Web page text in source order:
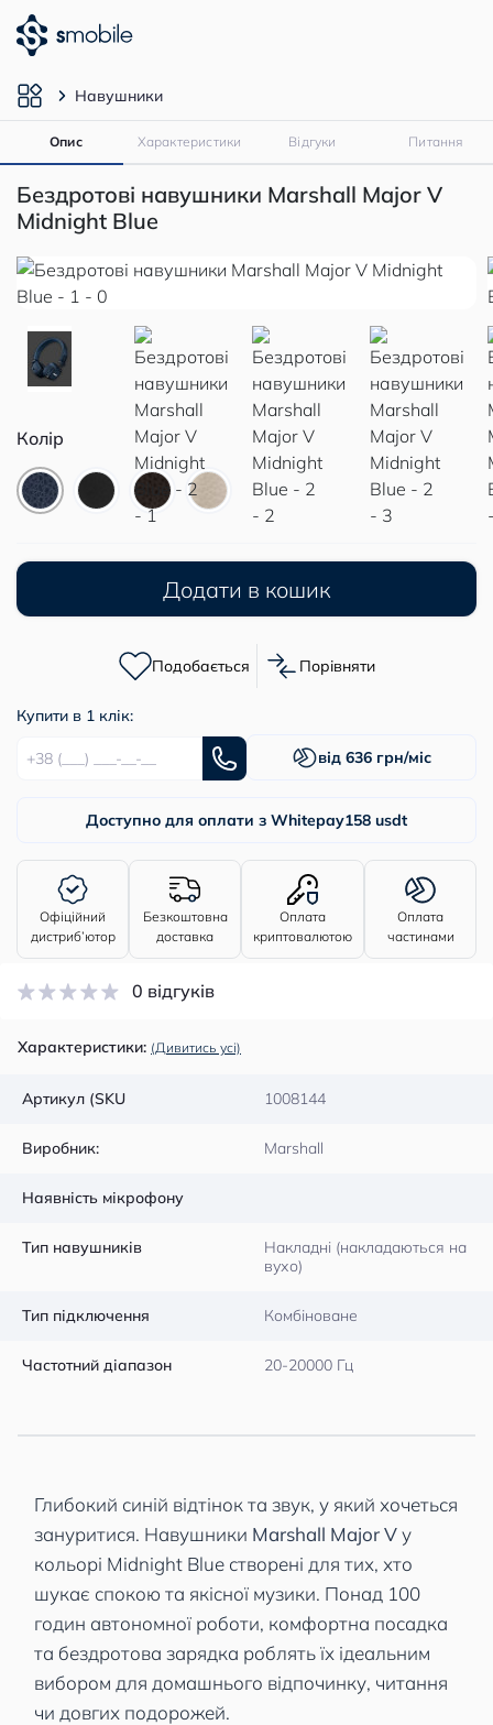
Навушники
Опис Характеристики Відгуки Питання
Бездротові навушники Marshall Major V
Midnight Blue
Колір
Додати в кошик
Подобається Порівняти
Купити в 1 клік:
від 636 грн/міс
Доступно для оплати з Whitepay158 usdt
Офіційний
дистриб’ютор
Безкоштовна
доставка
Оплата
криптовалютою
Оплата
частинами
0 відгуків
Характеристики: (Дивитись усі)
Артикул (SKU 1008144
Виробник: Marshall
Наявність мікрофону
Тип навушників
Накладні (накладаються на
вухо)
Тип підключення Комбіноване
Частотний діапазон 20-20000 Гц
Глибокий синій відтінок та звук, у який хочеться
зануритися. Навушники Marshall Major Vу
кольорі Midnight Blue створені для тих, хто
шукає спокою та якісної музики. Понад 100
годин автономної роботи, комфортна посадка
та бездротова зарядка роблять їх ідеальним
вибором для домашнього відпочинку, читання
чи довгих подорожей.